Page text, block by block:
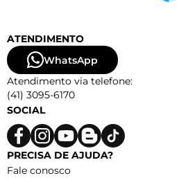
ATENDIMENTO
WhatsApp
Atendimento via telefone:
(41) 3095-6170
SOCIAL
PRECISA DE AJUDA?
Fale conosco